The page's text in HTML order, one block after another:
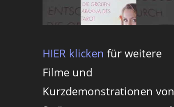
HIER klicken für weitere
Filme und
Kurzdemonstrationen von